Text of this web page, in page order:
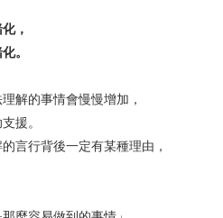
，
。
解的事情會慢慢增加，
援。
言行背後一定有某種理由，